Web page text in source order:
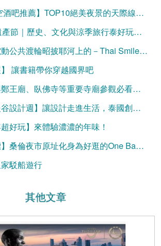
【2025曼谷高空酒吧推薦】TOP10絕美夜景的天際線微醺時光
12月大城世界遺產節｜歷史、文化與涼季旅行泰好玩的曼谷一日遊！
【最新】環保電動公共渡輪昭披耶河上的－Thai Smile Boat
】 讓書籍帶你穿越國界吧
【曼谷大皇宮與鄭王廟、臥佛寺等重要寺廟參觀必看】服裝規定與官方網站購票資訊
【不可錯過的曼谷設計週】讓設計走進生活，泰國創意大爆發
好玩】來體驗濃濃的年味！
【曼谷最新地標】桑倫夜市原址化身為好逛的One Bangkok
家駁船遊行
其他文章